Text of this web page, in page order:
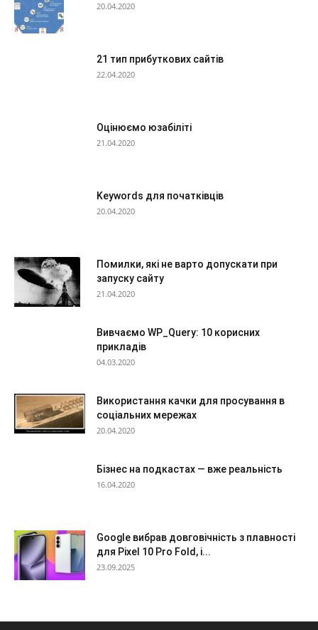
20.04.2020
21 тип прибуткових сайтів
22.04.2020
Оцінюємо юзабіліті
21.04.2020
Keywords для початківців
20.04.2020
Помилки, які не варто допускати при
запуску сайту
21.04.2020
Вивчаємо WP_Query: 10 корисних
прикладів
04.03.2020
Використання качки для просування в
соціальних мережах
20.04.2020
Бізнес на подкастах — вже реальність
16.04.2020
Google вибрав довговічність з плавності
для Pixel 10 Pro Fold, і...
23.09.2025